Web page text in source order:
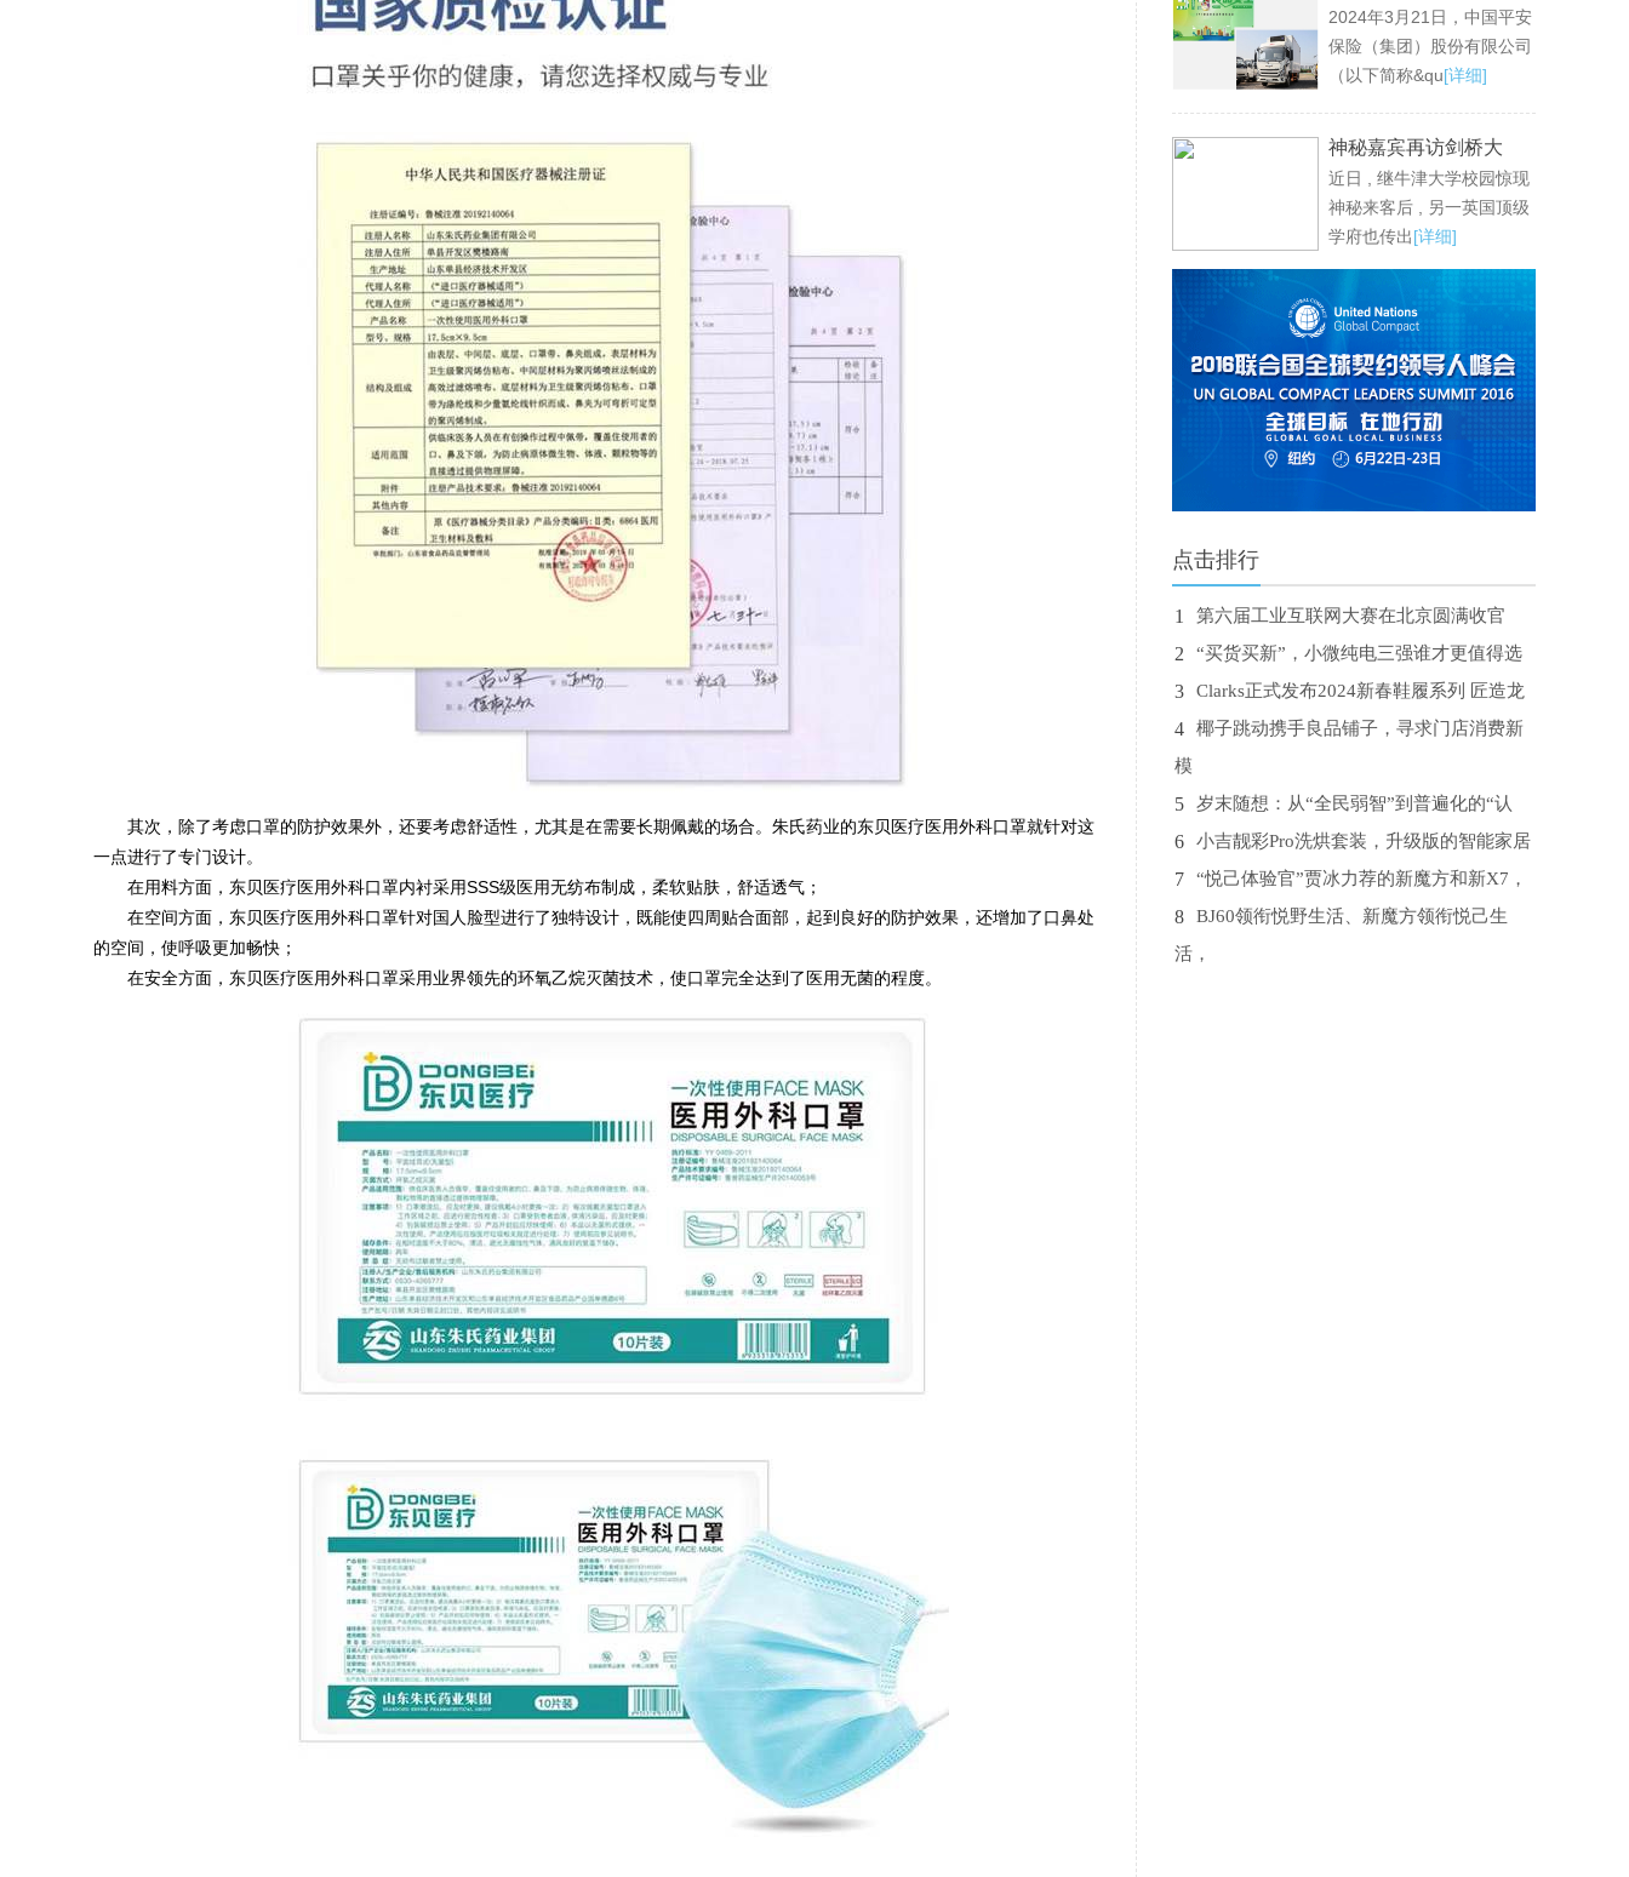
其次，除了考虑口罩的防护效果外，还要考虑舒适性，尤其是在需要长期佩戴的场合。朱氏药业的东贝医疗医用外科口罩就针对这
一点进行了专门设计。
在用料方面，东贝医疗医用外科口罩内衬采用SSS级医用无纺布制成，柔软贴肤，舒适透气；
在空间方面，东贝医疗医用外科口罩针对国人脸型进行了独特设计，既能使四周贴合面部，起到良好的防护效果，还增加了口鼻处
的空间，使呼吸更加畅快；
在安全方面，东贝医疗医用外科口罩采用业界领先的环氧乙烷灭菌技术，使口罩完全达到了医用无菌的程度。
母营运利润1,179.89亿
元 现金分红连续12年保
持增长 寿险业务重回升
势 新业务价值同比大增
36.2%
2024年3月21日，中国平安
保险（集团）股份有限公司
（以下简称&qu[详细]
神秘嘉宾再访剑桥大
学，与留学生重叙康桥
梦
近日 , 继牛津大学校园惊现
神秘来客后 , 另一英国顶级
学府也传出[详细]
点击排行
1 第六届工业互联网大赛在北京圆满收官
2 “买货买新”，小微纯电三强谁才更值得选
3 Clarks正式发布2024新春鞋履系列 匠造龙
4
椰子跳动携手良品铺子，寻求门店消费新
模
5 岁末随想：从“全民弱智”到普遍化的“认
6 小吉靓彩Pro洗烘套装，升级版的智能家居
7 “悦己体验官”贾冰力荐的新魔方和新X7，
8
BJ60领衔悦野生活、新魔方领衔悦己生
活，